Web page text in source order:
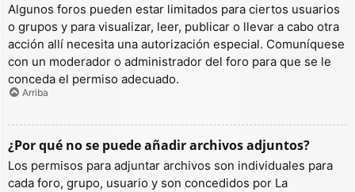
Algunos foros pueden estar limitados para ciertos usuarios
o grupos y para visualizar, leer, publicar o llevar a cabo otra
acción allí necesita una autorización especial. Comuníquese
con un moderador o administrador del foro para que se le
conceda el permiso adecuado.
Arriba
¿Por qué no se puede añadir archivos adjuntos?
Los permisos para adjuntar archivos son individuales para
cada foro, grupo, usuario y son concedidos por La